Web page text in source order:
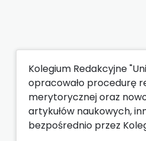
Kolegium Redakcyjne
opracowało procedurę
merytorycznej oraz
artykułów naukowych,
bezpośrednio przez